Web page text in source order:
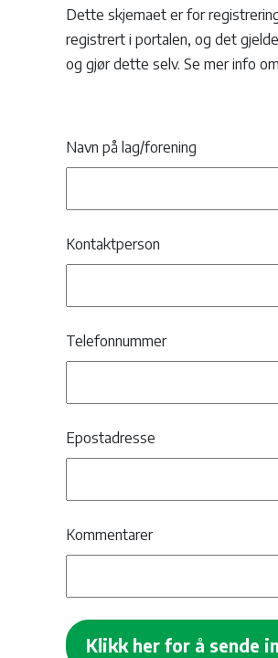
Dette skjemaet er for
registrert i portalen, og det
og gjør dette selv. Se mer info
Navn på lag/forening
Kontaktperson
Telefonnummer
Epostadresse
Kommentarer
Klikk her for å sende